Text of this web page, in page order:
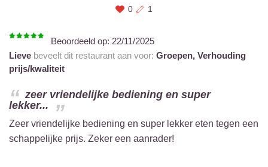
0 1
Beoordeeld op: 22/11/2025
Lieve beveelt dit restaurant aan voor: Groepen, Verhouding
prijs/kwaliteit
zeer vriendelijke bediening en super
lekker...
Zeer vriendelijke bediening en super lekker eten tegen een
schappelijke prijs. Zeker een aanrader!